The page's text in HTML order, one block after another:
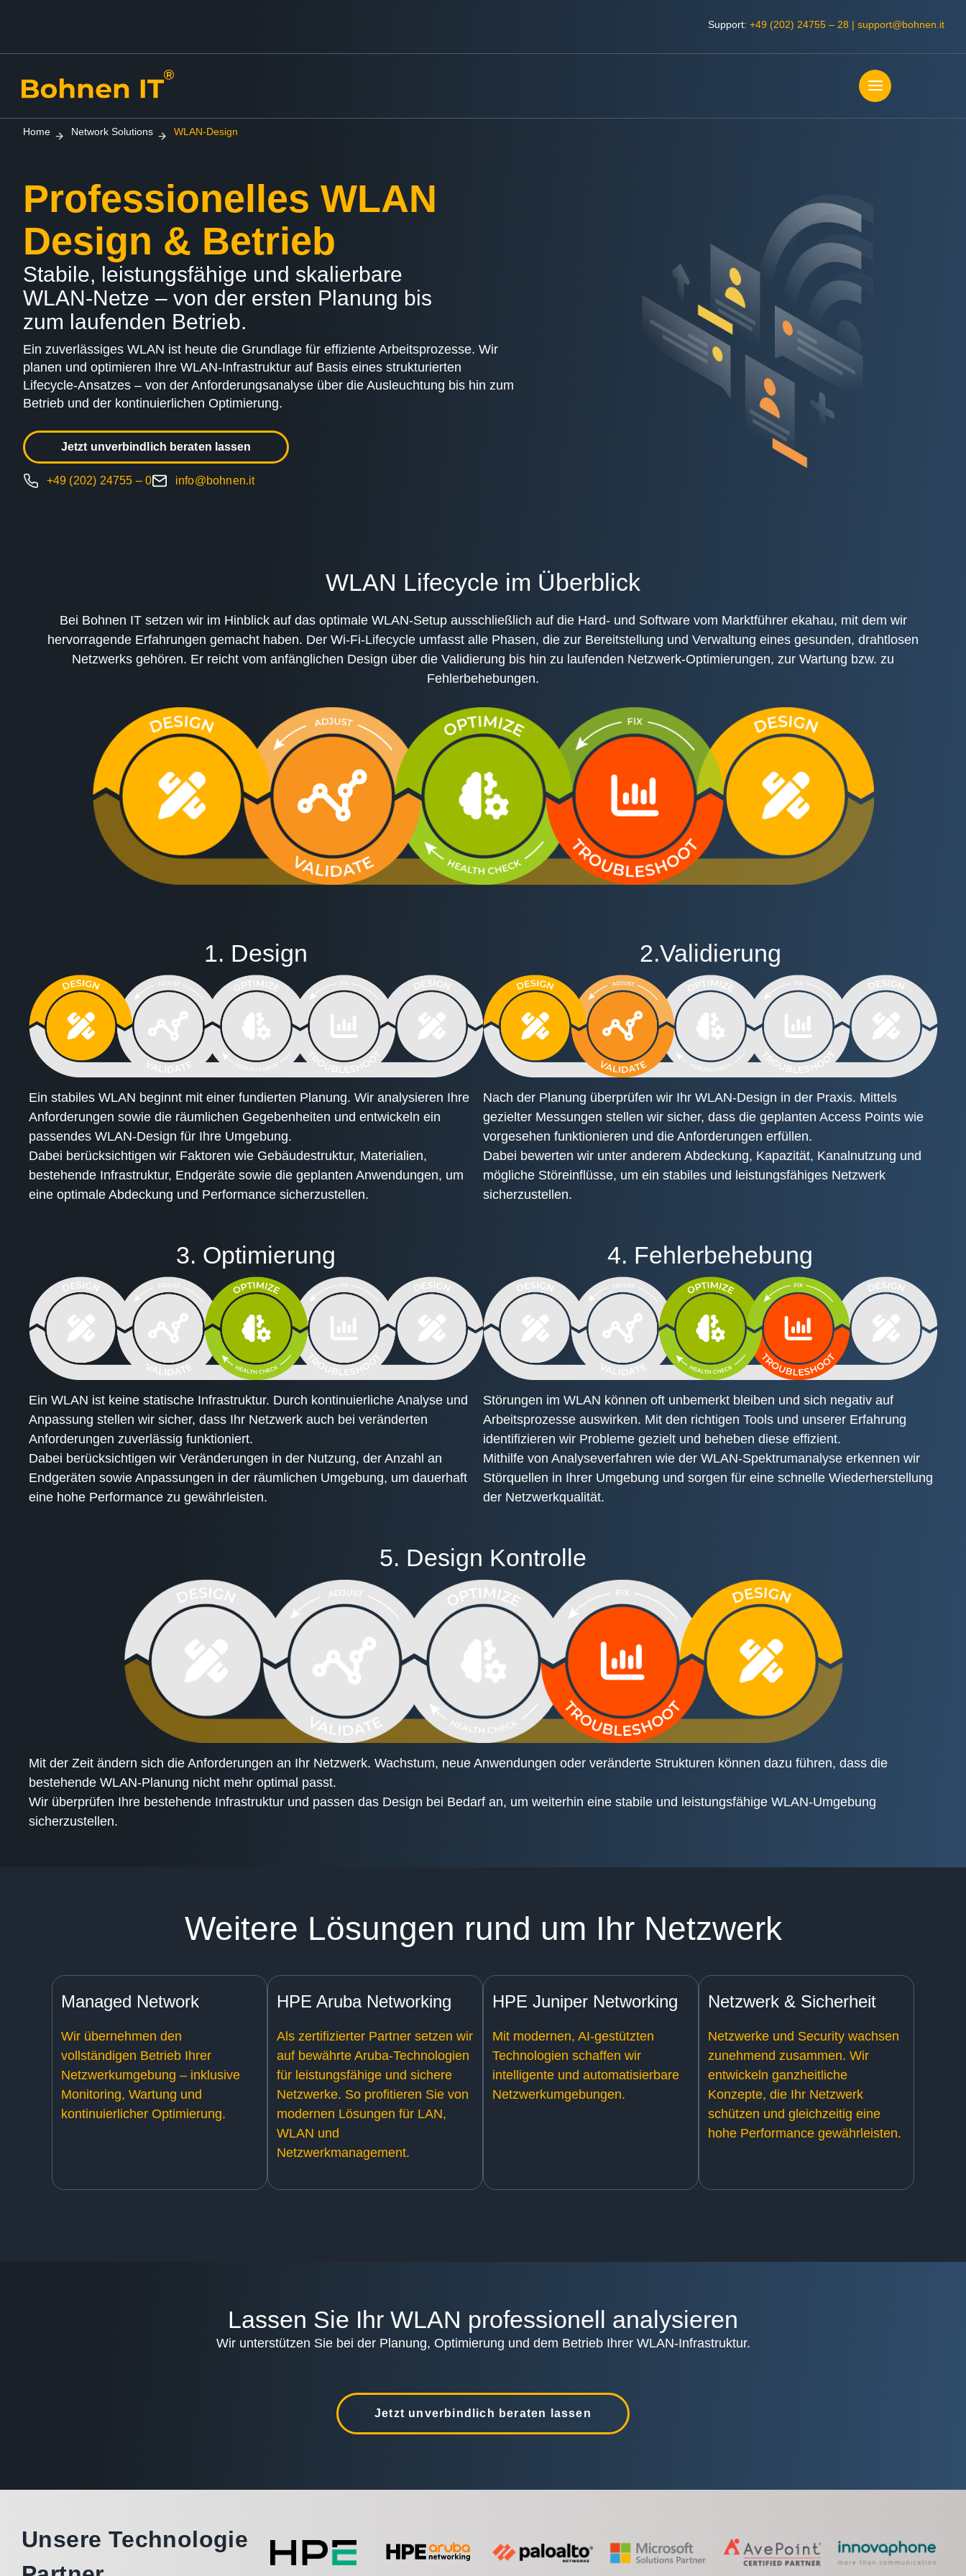
Support: +49 (202) 24755 – 28 | support@bohnen.it
Home Network Solutions WLAN-Design
Professionelles WLAN
Design & Betrieb
Stabile, leistungsfähige und skalierbare
WLAN-Netze – von der ersten Planung bis
zum laufenden Betrieb.
Ein zuverlässiges WLAN ist heute die Grundlage für effiziente Arbeitsprozesse. Wir
planen und optimieren Ihre WLAN-Infrastruktur auf Basis eines strukturierten
Lifecycle-Ansatzes – von der Anforderungsanalyse über die Ausleuchtung bis hin zum
Betrieb und der kontinuierlichen Optimierung.
Jetzt unverbindlich beraten lassen
+49 (202) 24755 – 0 info@bohnen.it
WLAN Lifecycle im Überblick
Bei Bohnen IT setzen wir im Hinblick auf das optimale WLAN-Setup ausschließlich auf die Hard- und Software vom Marktführer ekahau, mit dem wir
hervorragende Erfahrungen gemacht haben. Der Wi-Fi-Lifecycle umfasst alle Phasen, die zur Bereitstellung und Verwaltung eines gesunden, drahtlosen
Netzwerks gehören. Er reicht vom anfänglichen Design über die Validierung bis hin zu laufenden Netzwerk-Optimierungen, zur Wartung bzw. zu
Fehlerbehebungen.
1. Design
Ein stabiles WLAN beginnt mit einer fundierten Planung. Wir analysieren Ihre
Anforderungen sowie die räumlichen Gegebenheiten und entwickeln ein
passendes WLAN-Design für Ihre Umgebung.
Dabei berücksichtigen wir Faktoren wie Gebäudestruktur, Materialien,
bestehende Infrastruktur, Endgeräte sowie die geplanten Anwendungen, um
eine optimale Abdeckung und Performance sicherzustellen.
2.Validierung
Nach der Planung überprüfen wir Ihr WLAN-Design in der Praxis. Mittels
gezielter Messungen stellen wir sicher, dass die geplanten Access Points wie
vorgesehen funktionieren und die Anforderungen erfüllen.
Dabei bewerten wir unter anderem Abdeckung, Kapazität, Kanalnutzung und
mögliche Störeinflüsse, um ein stabiles und leistungsfähiges Netzwerk
sicherzustellen.
3. Optimierung
Ein WLAN ist keine statische Infrastruktur. Durch kontinuierliche Analyse und
Anpassung stellen wir sicher, dass Ihr Netzwerk auch bei veränderten
Anforderungen zuverlässig funktioniert.
Dabei berücksichtigen wir Veränderungen in der Nutzung, der Anzahl an
Endgeräten sowie Anpassungen in der räumlichen Umgebung, um dauerhaft
eine hohe Performance zu gewährleisten.
4. Fehlerbehebung
Störungen im WLAN können oft unbemerkt bleiben und sich negativ auf
Arbeitsprozesse auswirken. Mit den richtigen Tools und unserer Erfahrung
identifizieren wir Probleme gezielt und beheben diese effizient.
Mithilfe von Analyseverfahren wie der WLAN-Spektrumanalyse erkennen wir
Störquellen in Ihrer Umgebung und sorgen für eine schnelle Wiederherstellung
der Netzwerkqualität.
5. Design Kontrolle
Mit der Zeit ändern sich die Anforderungen an Ihr Netzwerk. Wachstum, neue Anwendungen oder veränderte Strukturen können dazu führen, dass die
bestehende WLAN-Planung nicht mehr optimal passt.
Wir überprüfen Ihre bestehende Infrastruktur und passen das Design bei Bedarf an, um weiterhin eine stabile und leistungsfähige WLAN-Umgebung
sicherzustellen.
Weitere Lösungen rund um Ihr Netzwerk
Managed Network
Wir übernehmen den
vollständigen Betrieb Ihrer
Netzwerkumgebung – inklusive
Monitoring, Wartung und
kontinuierlicher Optimierung.
HPE Aruba Networking
Als zertifizierter Partner setzen wir
auf bewährte Aruba-Technologien
für leistungsfähige und sichere
Netzwerke. So profitieren Sie von
modernen Lösungen für LAN,
WLAN und
Netzwerkmanagement.
HPE Juniper Networking
Mit modernen, AI-gestützten
Technologien schaffen wir
intelligente und automatisierbare
Netzwerkumgebungen.
Netzwerk & Sicherheit
Netzwerke und Security wachsen
zunehmend zusammen. Wir
entwickeln ganzheitliche
Konzepte, die Ihr Netzwerk
schützen und gleichzeitig eine
hohe Performance gewährleisten.
Lassen Sie Ihr WLAN professionell analysieren
Wir unterstützen Sie bei der Planung, Optimierung und dem Betrieb Ihrer WLAN-Infrastruktur.
Jetzt unverbindlich beraten lassen
Unsere Technologie